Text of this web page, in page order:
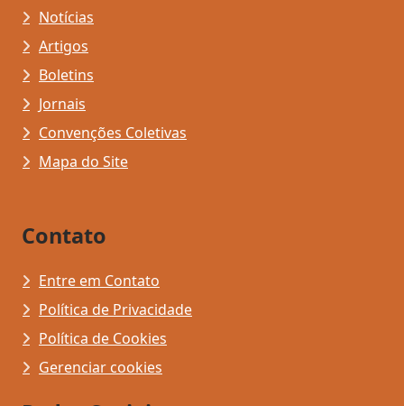
Notícias
Artigos
Boletins
Jornais
Convenções Coletivas
Mapa do Site
Contato
Entre em Contato
Política de Privacidade
Política de Cookies
Gerenciar cookies